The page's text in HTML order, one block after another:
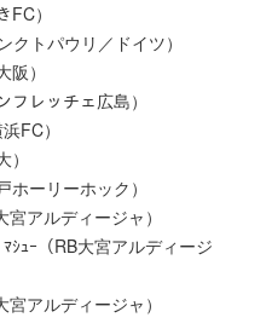
）
トパウリ／ドイツ）
）
レッチェ広島）
FC）
ーリーホック）
ルディージャ）
ｰ（RB大宮アルディージ
アルディージャ）